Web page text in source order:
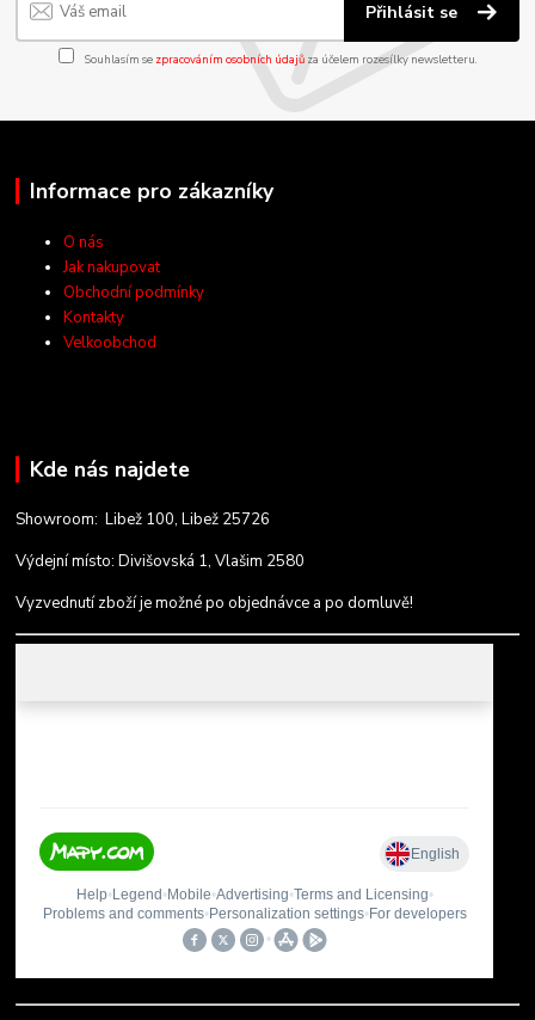
Přihlásit se
Souhlasím se zpracováním osobních údajůza účelem rozesílky newsletteru.
Informace pro zákazníky
O nás
Jak nakupovat
Obchodní podmínky
Kontakty
Velkoobchod
Kde nás najdete
Showroom: Libež 100, Libež 25726
Výdejní místo: Divišovská 1, Vlašim 2580
Vyzvednutí zboží je možné po objednávce a po domluvě!